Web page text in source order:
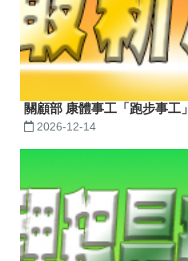
關顧部 康體事工「跑步事工」
2026-12-14